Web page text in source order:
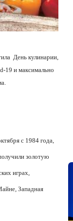
День кулинарии,
19 и максимально
с 1984 года,
золотую
играх,
Западная